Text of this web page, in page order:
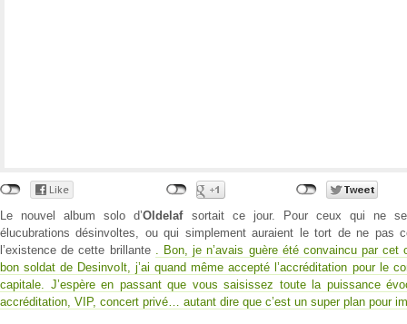
Le nouvel album solo d’Oldelafsortait ce jour. Pour ceux qui ne
élucubrations désinvoltes, ou qui simplement auraient le tort de ne pas
l’existence de cette brillante . Bon, je n’avais guère été convaincu par cet
bon soldat de Desinvolt, j’ai quand même accepté l’accréditation pour le
capitale. J’espère en passant que vous saisissez toute la puissance
accréditation, VIP, concert privé… autant dire que c’est un super plan pour